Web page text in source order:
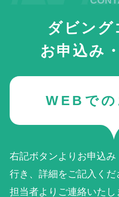
ダビング
お申込み
WEBでの
右記ボタンよりお申込
行き、詳細をご記入くだ
担当者よりご連絡いたし